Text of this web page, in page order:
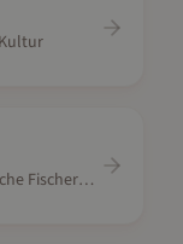
Wilde Felsenküste und malerische Fischerdörfer in Katalonien